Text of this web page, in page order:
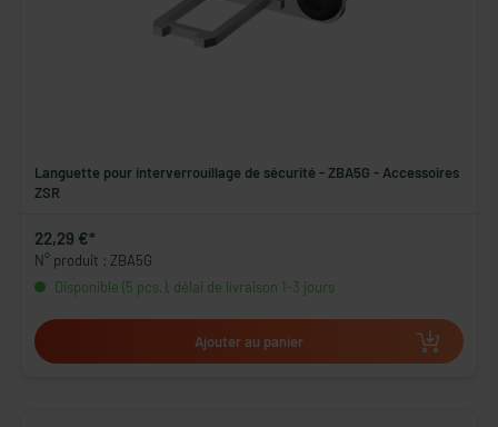
Languette pour interverrouillage de sécurité - ZBA5G - Accessoires
ZSR
22,29 €*
N° produit : ZBA5G
Disponible (5 pcs.), délai de livraison 1-3 jours
Ajouter au panier